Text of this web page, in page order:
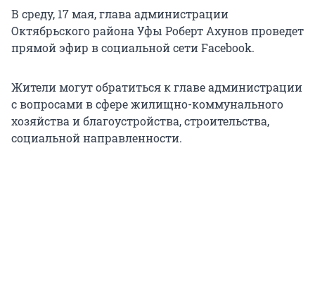
В среду, 17 мая, глава администрации
Октябрьского района Уфы Роберт Ахунов проведет
прямой эфир в социальной сети Facebook.
Жители могут обратиться к главе администрации
с вопросами в сфере жилищно-коммунального
хозяйства и благоустройства, строительства,
социальной направленности.